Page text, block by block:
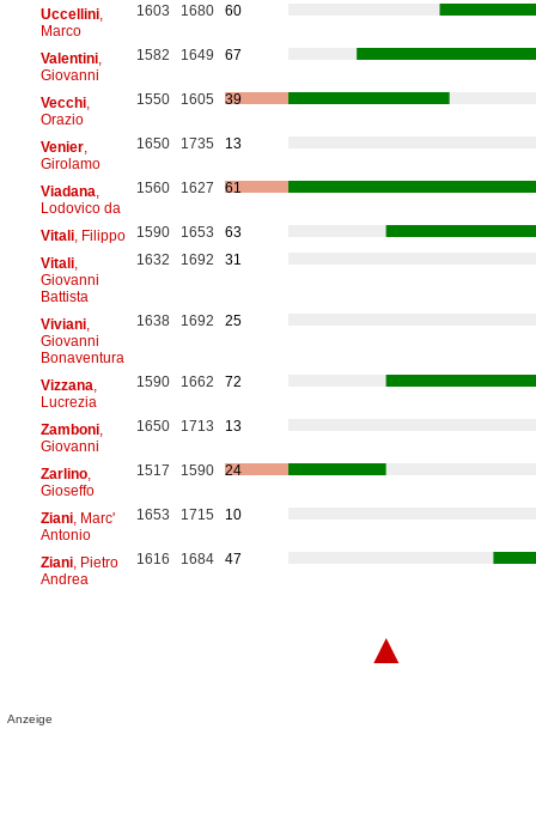
Uccellini,
Marco
1603 1680 60
Valentini,
Giovanni
1582 1649 67
Vecchi,
Orazio
1550 1605 39
Venier,
Girolamo
1650 1735 13
Viadana
Lodovico da
1560 1627 61
Vitali, Filippo 1590 1653
63
Vitali,
Giovanni
Battista
1632 1692 31
Viviani,
Giovanni
Bonaventura
1638 1692 25
Vizzana
Lucrezia
1590 1662 72
Zamboni,
Giovanni
1650 1713 13
Zarlino,
Gioseffo
1517 1590 24
Ziani, Marc'
Antonio
1653 1715 10
Ziani, Pietro
Andrea
1616 1684 47
▲
Anzeige